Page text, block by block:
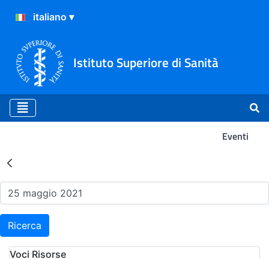
Istituto Superiore di Sanità
Eventi
Risultati della Ricerca -
Ricerca
Voci Risorse